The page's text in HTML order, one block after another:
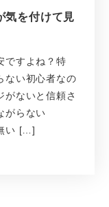
気を付けて見
ですよね？特
ない初心者なの
がないと信頼さ
がらない
い […]